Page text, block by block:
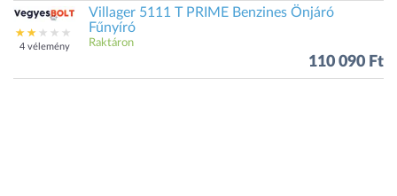
4 vélemény
Villager 5111 T PRIME Benzines Önjáró
Fűnyíró
Raktáron
110 090 Ft